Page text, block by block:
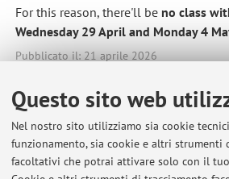
Questo sito web
Nel nostro sito utilizziamo sia cookie
funzionamento, sia cookie e altri strumenti
facoltativi che potrai attivare solo con il
For this reason, there'll be no class
Wednesday 29 April and Monday 4
Pubblicato il: 21 aprile 2026
Ultimi avvisi
Results written exams (Esercitazioni +